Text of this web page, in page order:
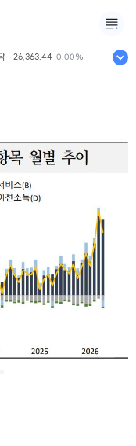
26,363.44 0.00%